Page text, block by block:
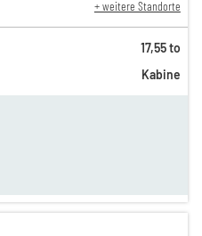
+ weitere Standorte
17,55 to
Kabine